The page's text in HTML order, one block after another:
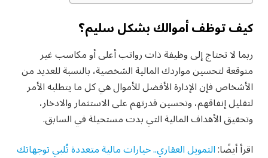
كيف توظف أموالك بشكل سليم؟
ربما لا تحتاج إلى وظيفة ذات رواتب أعلى أو مكاسب غير
متوقعة لتحسين مواردك المالية الشخصية، بالنسبة للعديد من
الأشخاص فإن الإدارة الأفضل للأموال هي كل ما يتطلبه الأمر
لتقليل إنفاقهم، وتحسين قدرتهم على الاستثمار والادخار،
وتحقيق الأهداف المالية التي بدت مستحيلة في السابق.
اقرأ أيضًا:التمويل العقاري.. خيارات مالية متعددة تُلبي توجهاتك